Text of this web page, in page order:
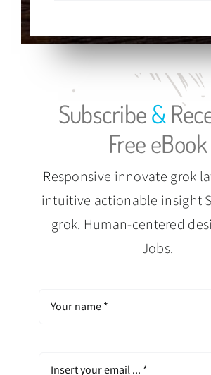
Subscribe&
Free eBook
Responsive innovate grok
intuitive actionable insight
grok. Human-centered
Jobs.